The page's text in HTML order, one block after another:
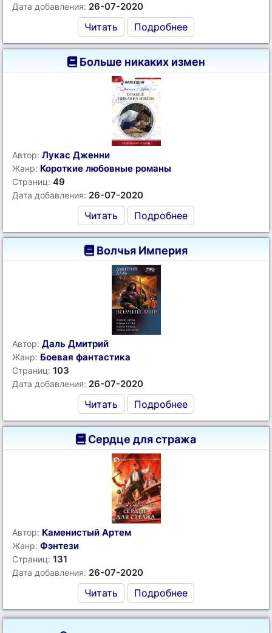
Дата добавления: 26-07-2020
Читать Подробнее
Больше никаких измен
Автор: Лукас Дженни
Жанр: Короткие любовные романы
Страниц: 49
Дата добавления: 26-07-2020
Читать Подробнее
Волчья Империя
Автор: Даль Дмитрий
Жанр: Боевая фантастика
Страниц: 103
Дата добавления: 26-07-2020
Читать Подробнее
Сердце для стража
Автор: Каменистый Артем
Жанр: Фэнтези
Страниц: 131
Дата добавления: 26-07-2020
Читать Подробнее